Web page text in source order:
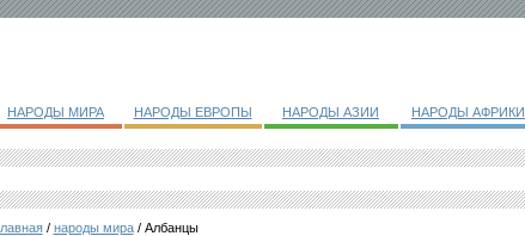
НАРОДЫ МИРА НАРОДЫ ЕВРОПЫ НАРОДЫ АЗИИ НАРОДЫ АФРИКИ
/ народы мира/ Албанцы